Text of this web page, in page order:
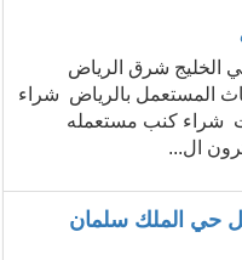
الخليج شرق الرياض
المستعمل بالرياض شراء
شراء كنب مستعمله
ال...
حي الملك سلمان